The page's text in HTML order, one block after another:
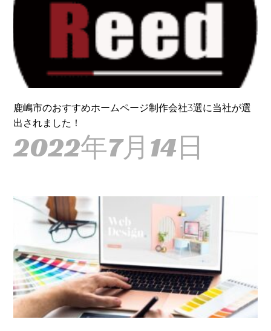
鹿嶋市のおすすめホームページ制作会社3選に当社が選
出されました！
2022年7月14日